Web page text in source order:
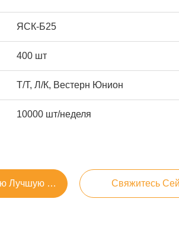
ЯСК-Б25
400 шт
Т/Т, Л/К, Вестерн Юнион
10000 шт/неделя
Лучшую Цену Свяжитесь